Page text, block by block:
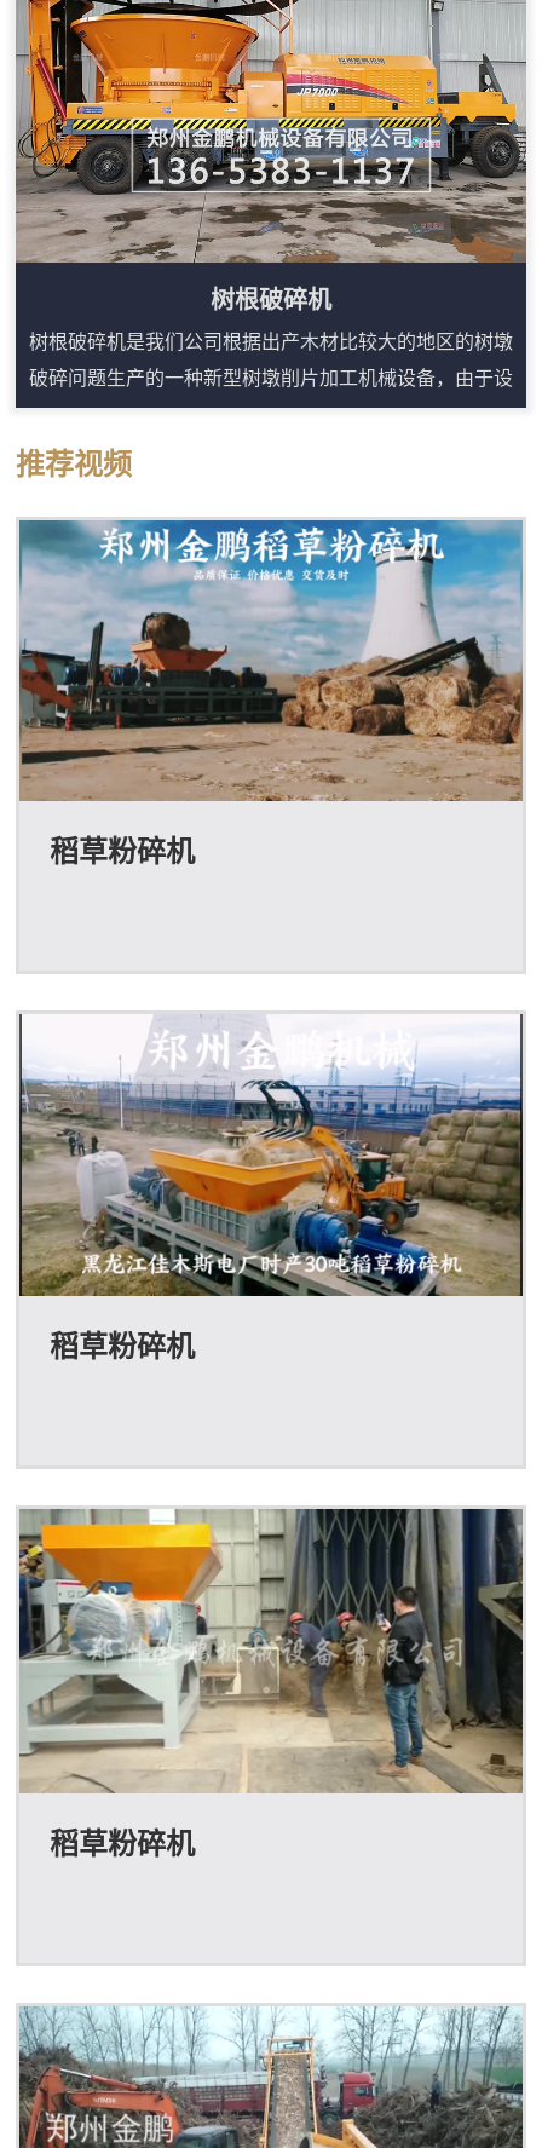
料来源分散的用户，移动式结构能提升施工效率，...
树根破碎机
树根破碎机是我们公司根据出产木材比较大的地区的树墩
破碎问题生产的一种新型树墩削片加工机械设备，由于设
计合理、结构紧凑，安全、耐用、生产效率高，经推广使
用后，效果良好，整套设备是由电动机带动，噪音小、结
构简单、布置紧凑、售价便宜、工作稳定、产量高、成品
质量好，加工成本低。我公司研发的树根破碎机成功的为
广大用户节省了劈木机，以后用户再打树墩，就不需要向
以前那样先把树墩用劈木机劈开，然后才能用木片...
推荐视频
稻草粉碎机
稻草粉碎机
稻草粉碎机